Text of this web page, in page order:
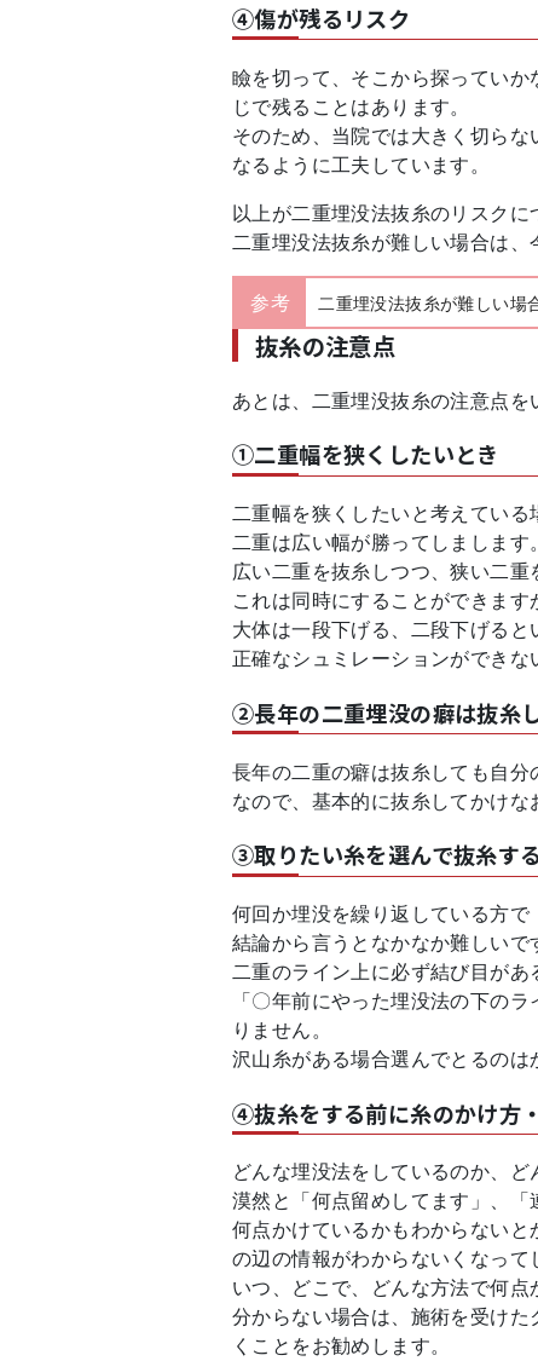
④傷が残るリスク
瞼を切って、そこから探ってい
じで残ることはあります。
そのため、当院では大きく切ら
なるように工夫しています。
以上が二重埋没法抜糸のリスクに
二重埋没法抜糸が難しい場合は、
参考 二重埋没法抜糸が難しい場
抜糸の注意点
あとは、二重埋没抜糸の注意点を
①二重幅を狭くしたいとき
二重幅を狭くしたいと考えている
二重は広い幅が勝ってしまします
広い二重を抜糸しつつ、狭い二重
これは同時にすることができま
大体は一段下げる、二段下げると
正確なシュミレーションができな
②長年の二重埋没の癖は抜糸
長年の二重の癖は抜糸しても自分
なので、基本的に抜糸してかけ
③取りたい糸を選んで抜糸す
何回か埋没を繰り返している方で
結論から言うとなかなか難しいで
二重のライン上に必ず結び目があ
「〇年前にやった埋没法の下の
りません。
沢山糸がある場合選んでとるのは
④抜糸をする前に糸のかけ方
どんな埋没法をしているのか、
漠然と「何点留めしてます」、「
何点かけているかもわからない
の辺の情報がわからないくなって
いつ、どこで、どんな方法で何点
分からない場合は、施術を受け
くことをお勧めします。